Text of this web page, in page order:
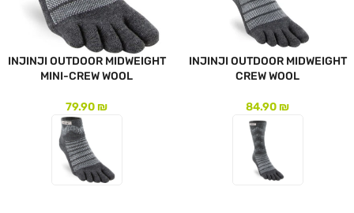
INJINJI OUTDOOR MIDWEIGHT
CREW WOOL
84.90₪
INJINJI OUTDOOR MIDWEIGHT
MINI-CREW WOOL
79.90₪